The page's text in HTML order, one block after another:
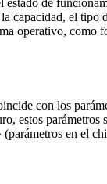
de
el tipo
operativo, como
con los
estos
en el